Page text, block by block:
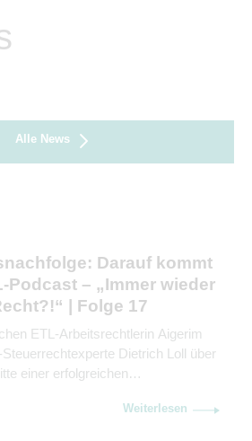
Alle News
Darauf kommt
Podcast – „Immer wieder
| Folge 17
ETL-Arbeitsrechtlerin Aigerim
Dietrich Loll über
einer erfolgreichen
wichtig ist wie rechtliche und
Weiterlesen